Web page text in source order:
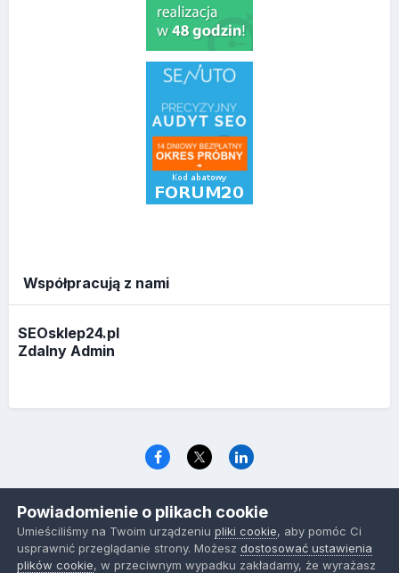
Współpracują z nami
SEOsklep24.pl
Zdalny Admin
www.optymalizacja.com
Powered by Invision Community
Powiadomienie o plikach cookie
Umieściliśmy na Twoim urządzeniupliki cookie, aby pomóc Ci
usprawnić przeglądanie strony. Możeszdostosować ustawienia
plików cookie, w przeciwnym wypadku zakładamy, że wyrażasz